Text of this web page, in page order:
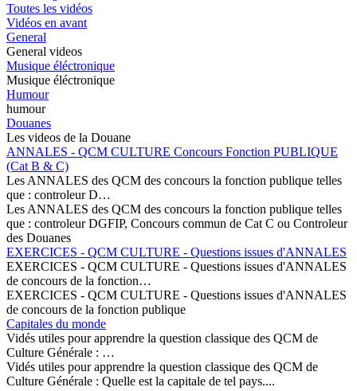
Toutes les vidéos
Vidéos en avant
General
General videos
Musique éléctronique
Musique éléctronique
Humour
humour
Douanes
Les videos de la Douane
ANNALES - QCM CULTURE Concours Fonction PUBLIQUE
(Cat B & C)
Les ANNALES des QCM des concours la fonction publique telles
que : controleur D…
Les ANNALES des QCM des concours la fonction publique telles
que : controleur DGFIP, Concours commun de Cat C ou Controleur
des Douanes
EXERCICES - QCM CULTURE - Questions issues d'ANNALES
EXERCICES - QCM CULTURE - Questions issues d'ANNALES
de concours de la fonction…
EXERCICES - QCM CULTURE - Questions issues d'ANNALES
de concours de la fonction publique
Capitales du monde
Vidés utiles pour apprendre la question classique des QCM de
Culture Générale : …
Vidés utiles pour apprendre la question classique des QCM de
Culture Générale : Quelle est la capitale de tel pays....